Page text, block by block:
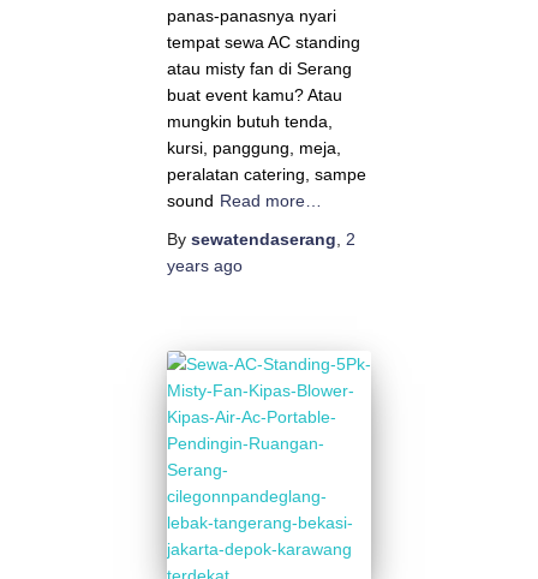
panas-panasnya nyari
tempat sewa AC standing
atau misty fan di Serang
buat event kamu? Atau
mungkin butuh tenda,
kursi, panggung, meja,
peralatan catering, sampe
sound Read more…
By sewatendaserang
2
years ago